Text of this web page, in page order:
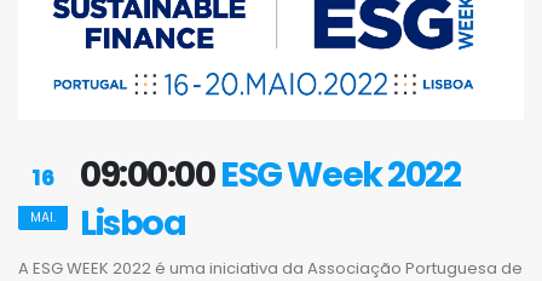
16
MAI.
09:00:00ESG Week 2022
Lisboa
A ESG WEEK 2022 é uma iniciativa da Associação Portuguesa de